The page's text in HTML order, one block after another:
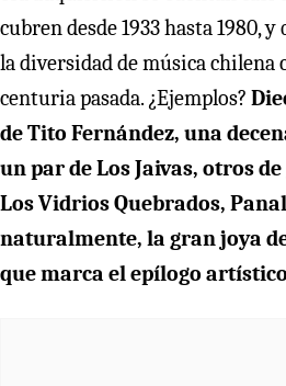
cubren desde 1933 hasta 1980,
la diversidad de música chilena
centuria pasada. ¿Ejemplos?
de Tito Fernández, una
un par de Los Jaivas, otros
Los Vidrios Quebrados,
naturalmente, la gran joya
que marca el epílogo